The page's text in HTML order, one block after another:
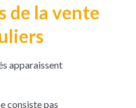
de la vente
apparaissent
consiste pas